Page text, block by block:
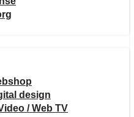
design
/ Web TV